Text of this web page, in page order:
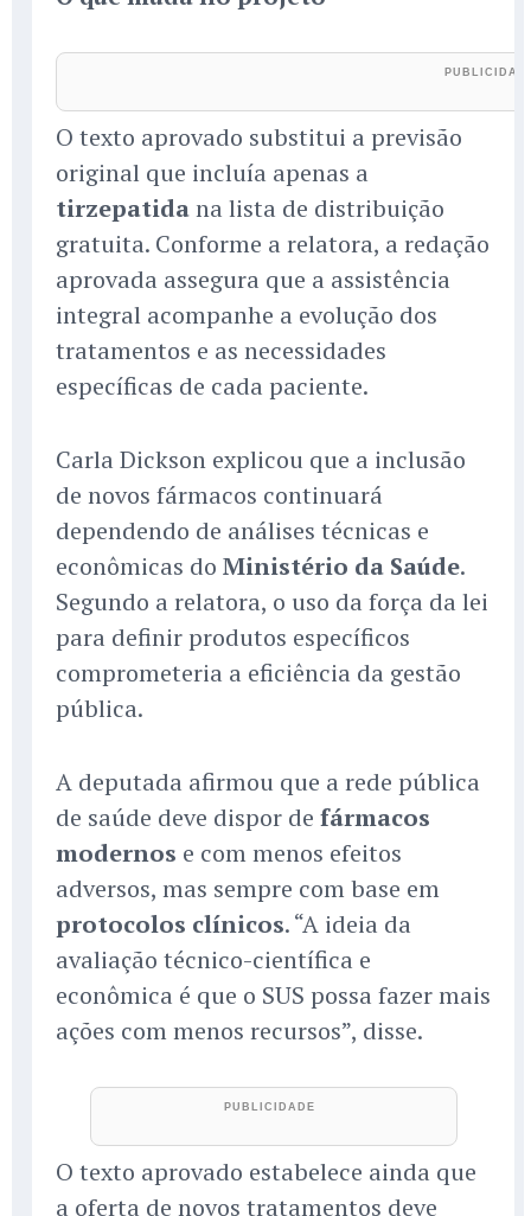
O texto aprovado substitui a previsão
original que incluía apenas a
tirzepatidana lista de distribuição
gratuita. Conforme a relatora, a redação
aprovada assegura que a assistência
integral acompanhe a evolução dos
tratamentos e as necessidades
específicas de cada paciente.
Carla Dickson explicou que a inclusão
de novos fármacos continuará
dependendo de análises técnicas e
econômicas do Ministério da Saúde.
Segundo a relatora, o uso da força da lei
para definir produtos específicos
comprometeria a eficiência da gestão
pública.
A deputada afirmou que a rede pública
de saúde deve dispor de fármacos
modernos e com menos efeitos
adversos, mas sempre com base em
protocolos clínicos. “A ideia da
avaliação técnico-científica e
econômica é que o SUS possa fazer mais
ações com menos recursos”, disse.
O texto aprovado estabelece ainda que
a oferta de novos tratamentos deve